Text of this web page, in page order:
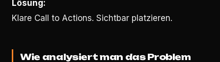
Lösung:
Klare Call to Actions. Sichtbar platzieren.
Wie analysiert man das Problem